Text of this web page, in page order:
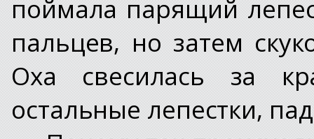
поймала парящий
пальцев, но затем
Оха свесилась за
остальные лепестки,